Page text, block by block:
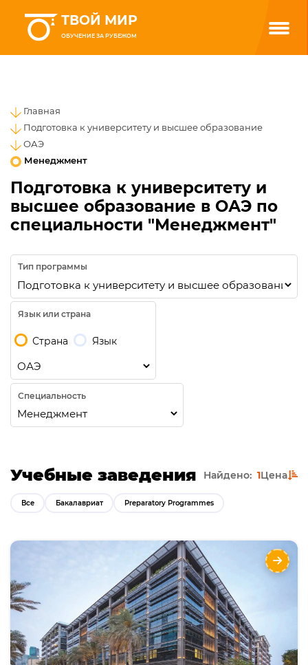
ТВОЙ МИР
ОБУЧЕНИЕ ЗА РУБЕЖОМ
Главная
Подготовка к университету и высшее образование
ОАЭ
Менеджмент
Подготовка к университету и
высшее образование в ОАЭ по
специальности "Менеджмент"
Тип программы
Язык или страна
Страна Язык
Специальность
Учебные заведения Найдено: 1Цена
Все Бакалавриат Preparatory Programmes
Бакалавриат в Дубай в University of Europe
for Applied Sciences Dubai
Языки
Направления
Бакалавриат
Preparatory Programmes